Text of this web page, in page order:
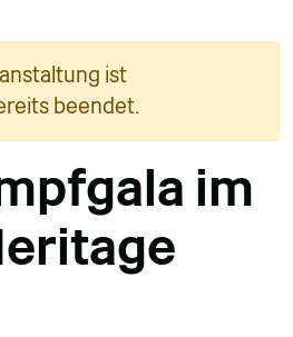
ist
beendet.
im